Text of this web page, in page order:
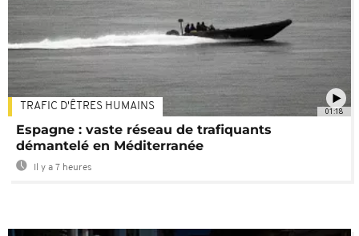
01:18
TRAFIC D'ÊTRES HUMAINS
Espagne : vaste réseau de trafiquants
démantelé en Méditerranée
Il y a 7 heures